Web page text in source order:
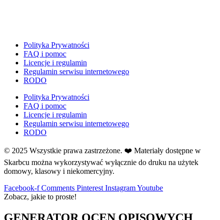
Ferie
Fotobudka
Girlandy
Girlandy na LATO
Grafomotoryka
Grinch
Gry
↳ Dopasuj i opowiedź
↳ Ja mam kto ma
↳ Labirynt podłogowy
↳ Puzzle
Polityka Prywatności
FAQ i pomoc
Licencje i regulamin
Regulamin serwisu internetowego
RODO
Polityka Prywatności
FAQ i pomoc
Licencje i regulamin
Regulamin serwisu internetowego
RODO
© 2025 Wszystkie prawa zastrzeżone. ❤️ Materiały dostępne w
Skarbcu można wykorzystywać wyłącznie do druku na użytek
domowy, klasowy i niekomercyjny.
Facebook-f Comments Pinterest InstagramYoutube
Zobacz, jakie to proste!
GENERATOR OCEN OPISOWYCH